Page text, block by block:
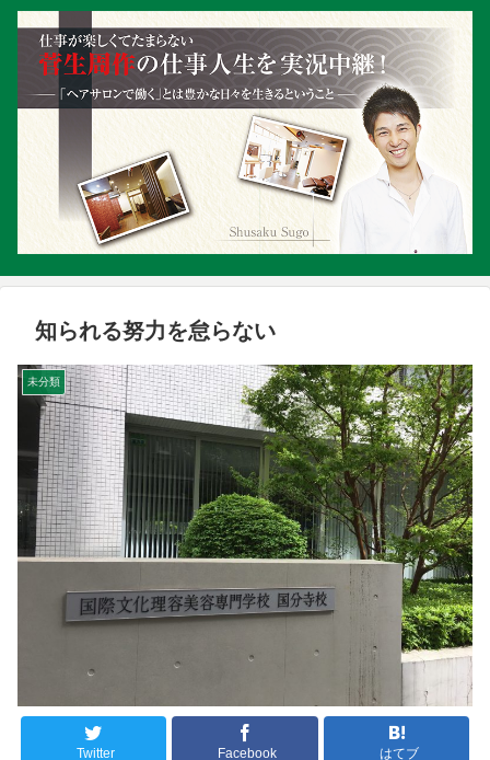
知られる努力を怠らない
未分類
Twitter Facebook はてブ